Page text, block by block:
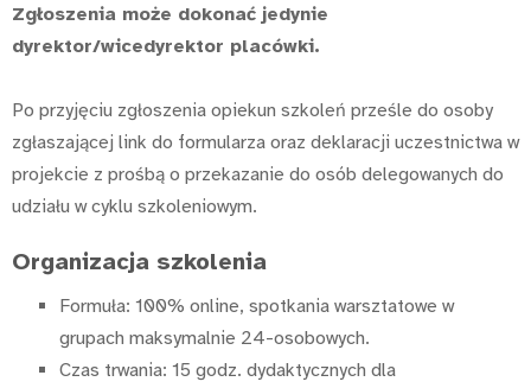
Zgłoszenia może dokonać jedynie
dyrektor/wicedyrektor placówki.
Po przyjęciu zgłoszenia opiekun szkoleń prześle do osoby
zgłaszającej link do formularza oraz deklaracji uczestnictwa w
projekcie z prośbą o przekazanie do osób delegowanych do
udziału w cyklu szkoleniowym.
Organizacja szkolenia
Formuła: 100% online, spotkania warsztatowe w
grupach maksymalnie 24-osobowych.
Czas trwania: 15 godz. dydaktycznych dla